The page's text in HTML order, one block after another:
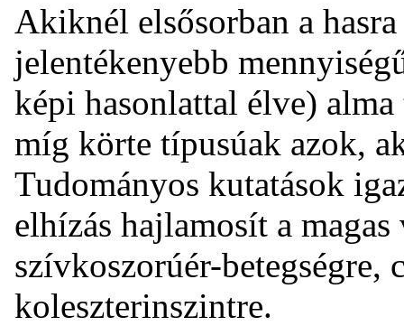
Akiknél elsősorban a
jelentékenyebb
képi hasonlattal élve)
míg körte típusúak azok,
Tudományos kutatások
elhízás hajlamosít a
szívkoszorúér-betegségre,
koleszterinszintre.